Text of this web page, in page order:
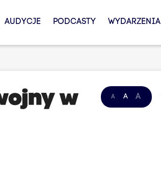
AUDYCJE PODCASTY WYDARZENIA
A A A
w